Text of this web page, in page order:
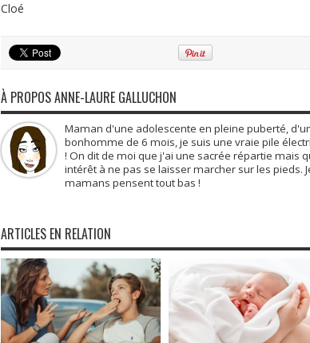
Cloé
À PROPOS ANNE-LAURE GALLUCHON
Maman d'une adolescente en pleine puberté,
bonhomme de 6 mois, je suis une vraie pile
! On dit de moi que j'ai une sacrée répartie mais
intérêt à ne pas se laisser marcher sur les pieds.
mamans pensent tout bas !
ARTICLES EN RELATION